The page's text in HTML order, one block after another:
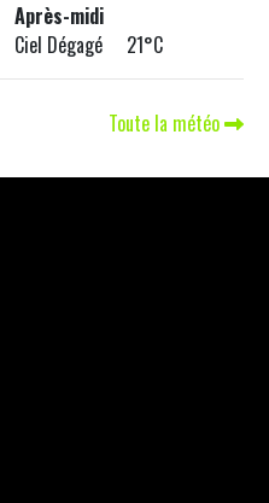
Après-midi
Ciel Dégagé 21°C
Toute la météo